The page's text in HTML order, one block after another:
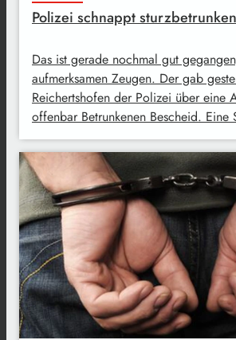
Polizei schnappt
Das ist gerade nochmal gut
aufmerksamen Zeugen. Der gab
Reichertshofen der Polizei über eine
offenbar Betrunkenen Bescheid.